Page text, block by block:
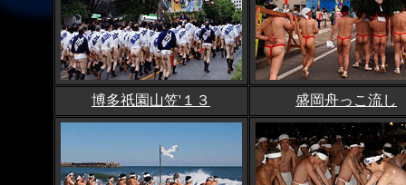
博多祇園山笠'１３ 盛岡舟っこ流し